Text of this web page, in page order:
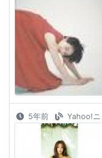
5年前 Yahoo!ニ